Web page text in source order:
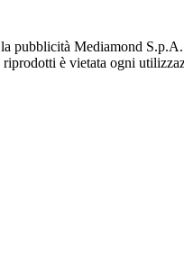
Mediamond
è vietata ogni